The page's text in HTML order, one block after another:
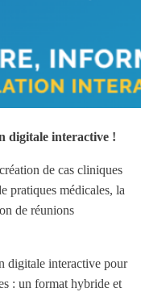
digitale interactive !
de cas cliniques
pratiques médicales, la
de réunions
digitale interactive pour
: un format hybride et